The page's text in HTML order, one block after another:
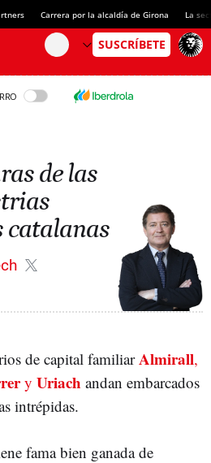
Carrera por la alcaldía de Girona La
de las
catalanas
de capital familiarAlmirall,
y Uriach andan embarcados
intrépidas.
fama bien ganada de